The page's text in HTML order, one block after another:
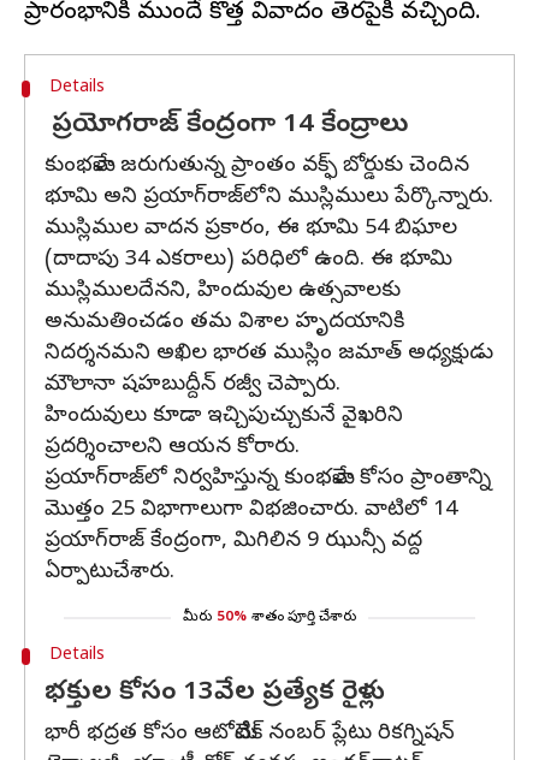
Details
ప్రయోగరాజ్ కేంద్రంగా 14 కేంద్రాలు
కుంభమేళా జరుగుతున్న ప్రాంతం వక్ఫ్ బోర్డుకు చెందిన
భూమి అని ప్రయాగ్‌రాజ్‌లోని ముస్లిములు పేర్కొన్నారు.
ముస్లిముల వాదన ప్రకారం, ఈ భూమి 54 బిఘాల
(దాదాపు 34 ఎకరాలు) పరిధిలో ఉంది. ఈ భూమి
ముస్లిములదేనని, హిందువుల ఉత్సవాలకు
అనుమతించడం తమ విశాల హృదయానికి
నిదర్శనమని అఖిల భారత ముస్లిం జమాత్‌ అధ్యక్షుడు
మౌలానా షహబుద్దీన్ రజ్వీ చెప్పారు.
హిందువులు కూడా ఇచ్చిపుచ్చుకునే వైఖరిని
ప్రదర్శించాలని ఆయన కోరారు.
ప్రయాగ్‌రాజ్‌లో నిర్వహిస్తున్న కుంభమేళా కోసం ప్రాంతాన్ని
మొత్తం 25 విభాగాలుగా విభజించారు. వాటిలో 14
ప్రయాగ్‌రాజ్‌ కేంద్రంగా, మిగిలిన 9 ఝున్సీ వద్ద
ఏర్పాటుచేశారు.
మీరు 50% శాతం పూర్తి చేశారు
Details
భక్తుల కోసం 13వేల ప్రత్యేక రైళ్లు
భారీ భద్రత కోసం ఆటోమేటిక్ నంబర్ ప్లేటు రికగ్నిషన్